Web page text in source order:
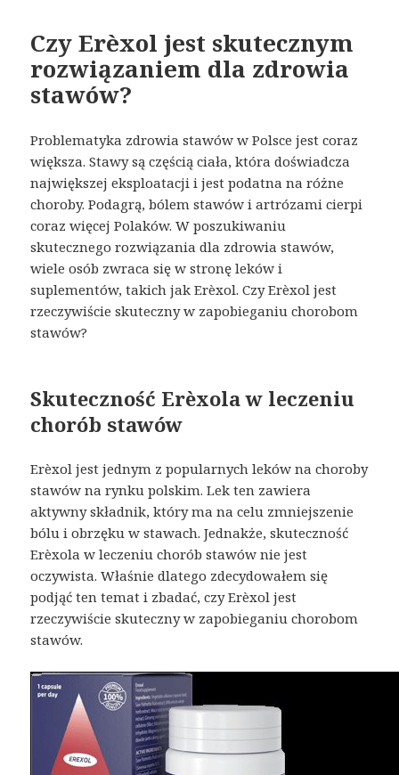
Czy Erèxol jest skutecznym
rozwiązaniem dla zdrowia
stawów?
Problematyka zdrowia stawów w Polsce jest coraz
większa. Stawy są częścią ciała, która doświadcza
największej eksploatacji i jest podatna na różne
choroby. Podagrą, bólem stawów i artrózami cierpi
coraz więcej Polaków. W poszukiwaniu
skutecznego rozwiązania dla zdrowia stawów,
wiele osób zwraca się w stronę leków i
suplementów, takich jak Erèxol. Czy Erèxol jest
rzeczywiście skuteczny w zapobieganiu chorobom
stawów?
Skuteczność Erèxola w leczeniu
chorób stawów
Erèxol jest jednym z popularnych leków na choroby
stawów na rynku polskim. Lek ten zawiera
aktywny składnik, który ma na celu zmniejszenie
bólu i obrzęku w stawach. Jednakże, skuteczność
Erèxola w leczeniu chorób stawów nie jest
oczywista. Właśnie dlatego zdecydowałem się
podjąć ten temat i zbadać, czy Erèxol jest
rzeczywiście skuteczny w zapobieganiu chorobom
stawów.